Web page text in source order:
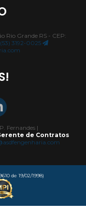
cobertura em goiás
cobertura no
cobertura em sc
cobertura no rs
no mato grosso
no paraná
Rio Grande RS - CEP:
3192-0025
Fernandes |
de Contratos
de 19/02/1998)